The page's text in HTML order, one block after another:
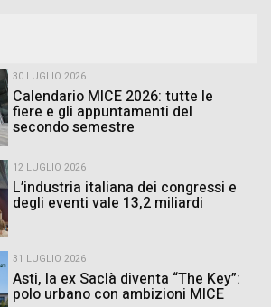
30 LUGLIO 2026
Calendario MICE 2026: tutte le
fiere e gli appuntamenti del
secondo semestre
12 LUGLIO 2026
L’industria italiana dei congressi e
degli eventi vale 13,2 miliardi
31 LUGLIO 2026
Asti, la ex Saclà diventa “The Key”:
polo urbano con ambizioni MICE